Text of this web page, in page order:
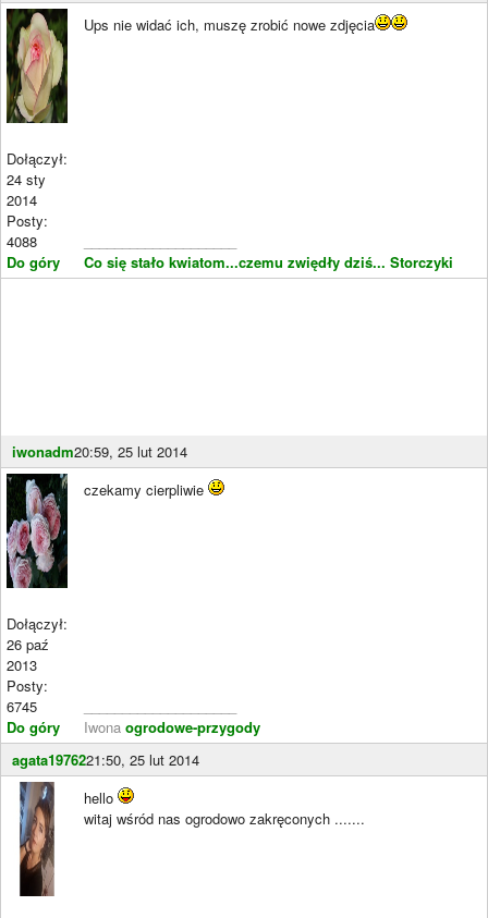
Dołączył:
24 sty
2014
Posty:
4088
Do góry
Ups nie widać ich, muszę zrobić nowe zdjęcia
Co się stało kwiatom...czemu zwiędły dziś... Storczyki
iwonadm20:59, 25 lut 2014
Dołączył:
26 paź
2013
Posty:
6745
Do góry
czekamy cierpliwie
Iwona ogrodowe-przygody
agata1976221:50, 25 lut 2014
hello
witaj wśród nas ogrodowo zakręconych .......